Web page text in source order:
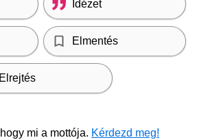
Idézet
Elmentés
Elrejtés
mi a mottója. Kérdezd meg!